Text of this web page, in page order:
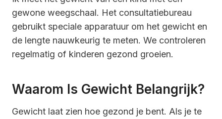
gewone weegschaal. Het consultatiebureau
gebruikt speciale apparatuur om het gewicht en
de lengte nauwkeurig te meten. We controleren
regelmatig of kinderen gezond groeien.
Waarom Is Gewicht Belangrijk?
Gewicht laat zien hoe gezond je bent. Als je te